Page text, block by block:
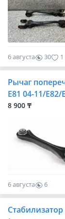
6 августа 30 1
Рычаг
E81 04-11/E82/
8 900 ₸
6 августа
6
0